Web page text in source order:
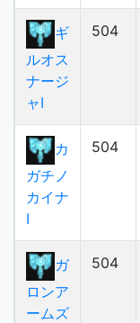
ギ
ルオス
ナージ
ャⅠ
504
カ
ガチノ
カイナ
Ⅰ
504
ガ
ロンア
ームズ
504